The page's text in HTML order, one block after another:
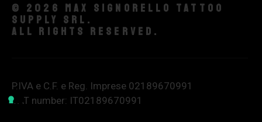
© 2026 Max Signorello Tattoo
supply srl.
All rights reserved.
P.IVA e C.F. e Reg. Imprese 02189670991
VAT number: IT02189670991